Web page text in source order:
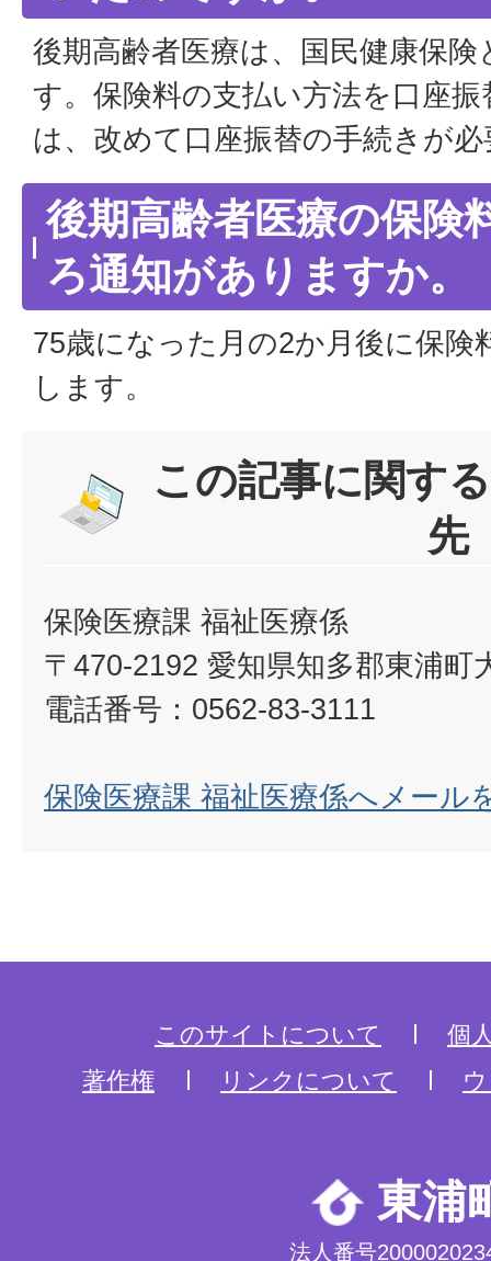
後期高齢者医療は、国民健康保
す。保険料の支払い方法を口座
は、改めて口座振替の手続きが
後期高齢者医療の保険
ろ通知がありますか。
75歳になった月の2か月後に保険
します。
この記事に関す
先
保険医療課 福祉医療係
〒470-2192 愛知県知多郡東浦町
電話番号：0562-83-3111
保険医療課 福祉医療係へメール
このサイトについて
個
著作権
リンクについて
東浦
法人番号